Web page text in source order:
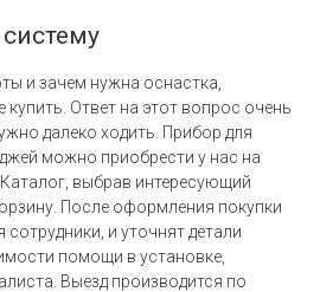
и зачем нужна оснастка,
купить. Ответ на этот вопрос очень
далеко ходить. Прибор для
можно приобрести у нас на
Каталог, выбрав интересующий
После оформления покупки
и уточнят детали
помощи в установке,
Выезд производится по